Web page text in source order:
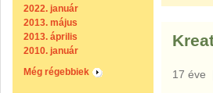
2022. január
2013. május
2013. április
2010. január
Még régebbiek
17 éve